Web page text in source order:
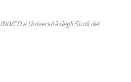
e Università degli Studi del